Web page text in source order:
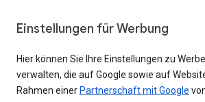
Einstellungen für Werbung
Hier können Sie Ihre Einstellungen zu
verwalten, die auf Google sowie auf
Rahmen einer Partnerschaft mit Google